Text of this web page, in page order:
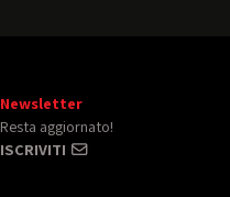
Newsletter
Resta aggiornato!
ISCRIVITI